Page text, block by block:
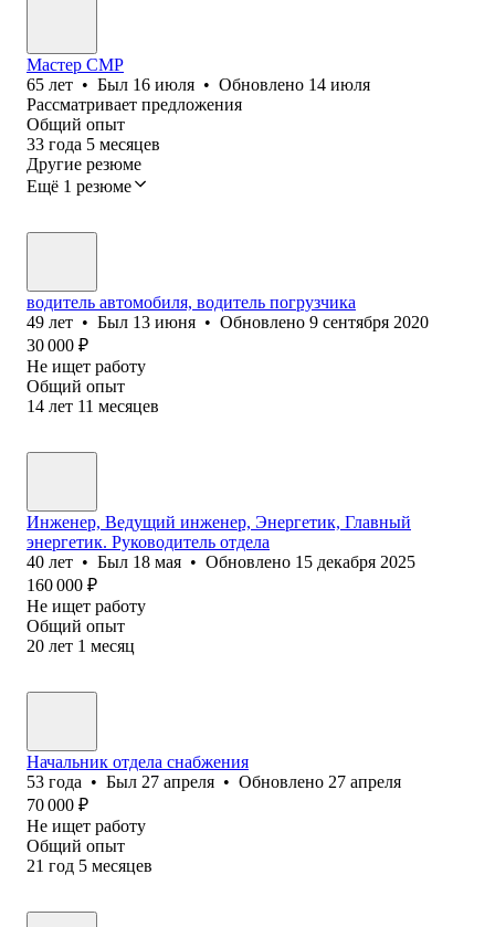
Мастер СМР
65 лет • Был 16 июля • Обновлено 14 июля
Рассматривает предложения
Общий опыт
33 года 5 месяцев
Другие резюме
Ещё 1 резюме
водитель автомобиля, водитель погрузчика
49 лет • Был 13 июня • Обновлено 9 сентября 2020
30 000 ₽
Не ищет работу
Общий опыт
14 лет 11 месяцев
Инженер, Ведущий инженер, Энергетик, Главный
энергетик. Руководитель отдела
40 лет • Был 18 мая • Обновлено 15 декабря 2025
160 000 ₽
Не ищет работу
Общий опыт
20 лет 1 месяц
Начальник отдела снабжения
53 года • Был 27 апреля • Обновлено 27 апреля
70 000 ₽
Не ищет работу
Общий опыт
21 год 5 месяцев